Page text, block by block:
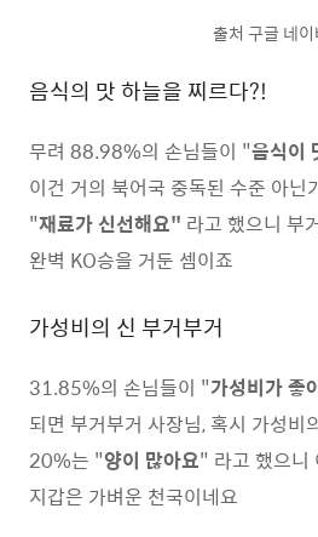
출처 구글 네이
음식의 맛 하늘을 찌르다?!
무려 88.98%의 손님들이 "음식이
이건 거의 북어국 중독된 수준 아
"재료가 신선해요" 라고 했으니 부
완벽 KO승을 거둔 셈이죠
가성비의 신 부거부거
31.85%의 손님들이 "가성비가 좋
되면 부거부거 사장님, 혹시 가성비
20%는 "양이 많아요" 라고 했으니
지갑은 가벼운 천국이네요